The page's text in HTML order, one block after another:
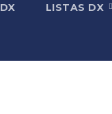
LISTAS DX